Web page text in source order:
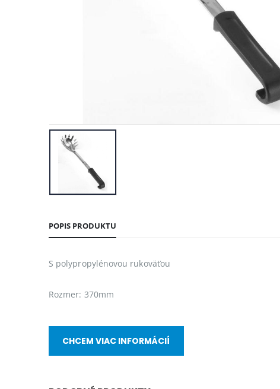
POPIS PRODUKTU
S polypropylénovou rukoväťou
Rozmer: 370mm
CHCEM VIAC INFORMÁCIÍ